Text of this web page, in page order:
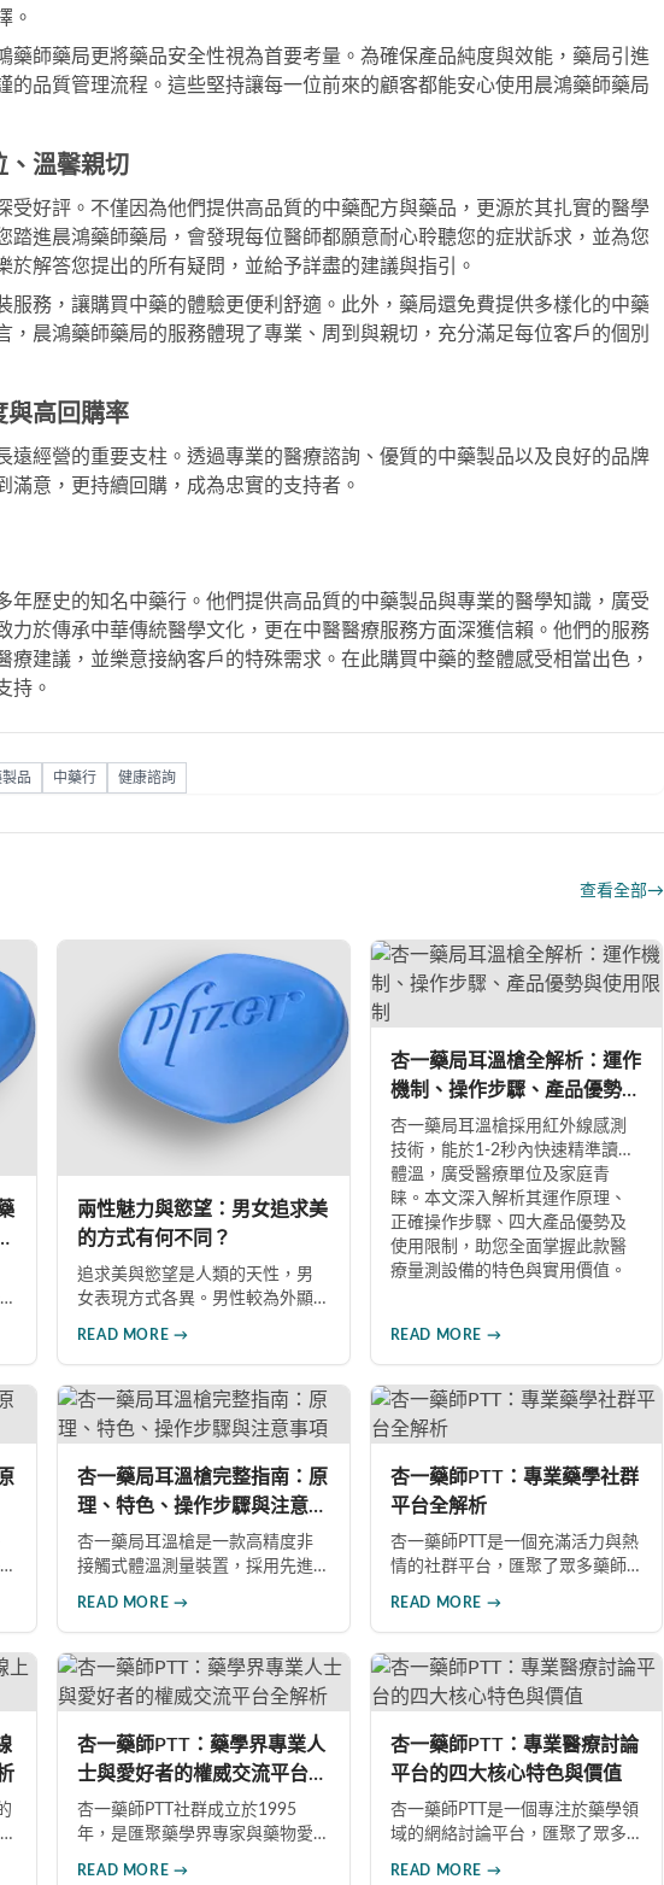
。
藥師藥局更將藥品安全性視為首要考量。為確保產品純度與效能，藥局引進
的品質管理流程。這些堅持讓每一位前來的顧客都能安心使用晨鴻藥師藥局
、溫馨親切
受好評。不僅因為他們提供高品質的中藥配方與藥品，更源於其扎實的醫學
踏進晨鴻藥師藥局，會發現每位醫師都願意耐心聆聽您的症狀訴求，並為您
於解答您提出的所有疑問，並給予詳盡的建議與指引。
服務，讓購買中藥的體驗更便利舒適。此外，藥局還免費提供多樣化的中藥
，晨鴻藥師藥局的服務體現了專業、周到與親切，充分滿足每位客戶的個別
與高回購率
遠經營的重要支柱。透過專業的醫療諮詢、優質的中藥製品以及良好的品牌
滿意，更持續回購，成為忠實的支持者。
年歷史的知名中藥行。他們提供高品質的中藥製品與專業的醫學知識，廣受
力於傳承中華傳統醫學文化，更在中醫醫療服務方面深獲信賴。他們的服務
療建議，並樂意接納客戶的特殊需求。在此購買中藥的整體感受相當出色，
持。
製品 中藥行 健康諮詢
查看全部→
兩性魅力與慾望：男女追求美
的方式有何不同？
追求美與慾望是人類的天性，男
女表現方式各異。男性較為外顯
求與吸引力法則，有助於建立更
和諧的親密關係。
READ MORE →
杏一藥局耳溫槍全解析：運作
機制、操作步驟、產品優勢與
使用限制
杏一藥局耳溫槍採用紅外線感測
技術，能於1-2秒內快速精準讀取
體溫，廣受醫療單位及家庭青
睐。本文深入解析其運作原理、
正確操作步驟、四大產品優勢及
使用限制，助您全面掌握此款醫
療量測設備的特色與實用價值。
READ MORE →
杏一藥局耳溫槍完整指南：原
理、特色、操作步驟與注意事
項
杏一藥局耳溫槍是一款高精度非
接觸式體溫測量裝置，採用先進
特色、正確操作步驟及使用注意
事項，助您掌握這款防疫重要工
具的完整使用方法。
READ MORE →
杏一藥師PTT：專業藥學社群
平台全解析
杏一藥師PTT是一個充滿活力與熱
情的社群平台，匯聚了眾多藥師
面向，深入介紹杏一藥師PTT的各
個層面，包括高度專業性、多元
化討論、互助文化等特色。
READ MORE →
杏一藥師PTT：藥學界專業人
士與愛好者的權威交流平台全
解析
杏一藥師PTT社群成立於1995
年，是匯聚藥學界專家與藥物愛
READ MORE →
杏一藥師PTT：專業醫療討論
平台的四大核心特色與價值
杏一藥師PTT是一個專注於藥學領
域的網絡討論平台，匯聚了眾多
READ MORE →